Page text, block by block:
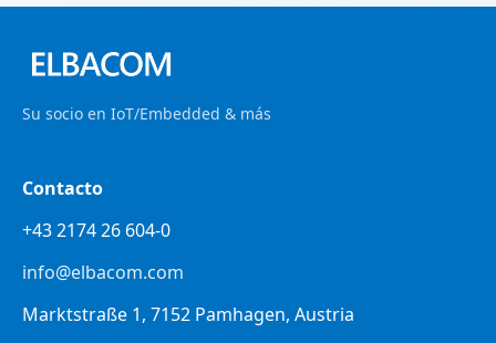
Su socio en IoT/Embedded & más
Contacto
+43 2174 26 604-0
info@elbacom.com
Marktstraße 1, 7152 Pamhagen, Austria